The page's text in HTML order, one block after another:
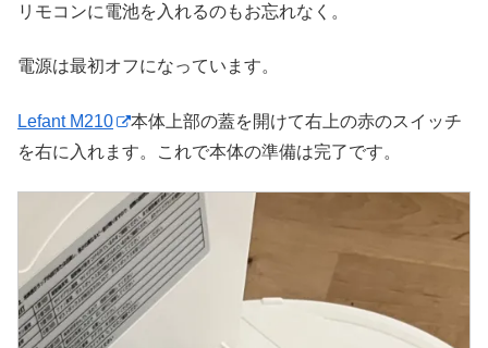
リモコンに電池を入れるのもお忘れなく。
電源は最初オフになっています。
Lefant M210
本体上部の蓋を開けて右上の赤のスイッチ
を右に入れます。これで本体の準備は完了です。